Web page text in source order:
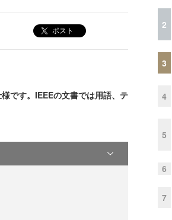
ポスト
です。IEEEの文書では用語、テ
2
3
4
5
6
7